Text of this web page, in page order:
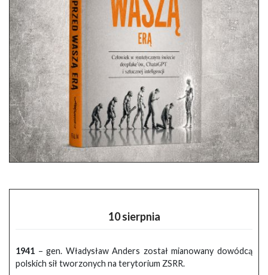
10 sierpnia
1941 – gen. Władysław Anders został mianowany dowódcą
polskich sił tworzonych na terytorium ZSRR.